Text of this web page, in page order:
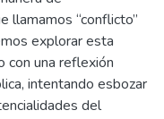
llamamos “conflicto”
explorar esta
con una reflexión
intentando esbozar
del